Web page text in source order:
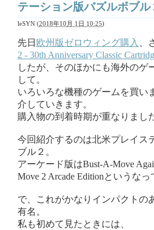
テーション版バズルボブル
leSYN (2018年10月 1日 10:25)
先日 欧州版ゼロウィング購入
2 - 30th Anniversary Classic
したが、そのほかにも海外のゲ
して。
いろいろな機種のゲームを買い
介していきます。
購入物の到着時期が重なりまし
今回紹介するのは北米プレイス
ブル２。
アーケード版はBust-A-Move
Move 2 Arcade Editionというなっ
で、これがかなりインパクトの
有名。
私も初めて見たときには、